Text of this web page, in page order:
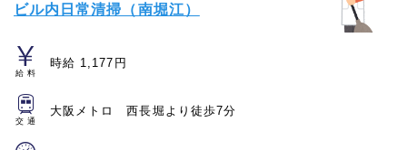
ビル内日常清掃（南堀江）
給料
時給 1,177円
交通
大阪メトロ 西長堀より徒歩7分